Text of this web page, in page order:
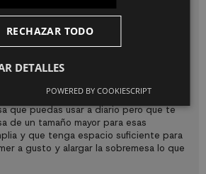
de comedor extensible que
extensiblesson la clave!
en casa a toda la familia o celebras una
lo más importante a la hora de
es la comodidad. Por eso la clave
que puedas usar a diario pero que te
de un tamaño mayor para esas
y que tenga espacio suficiente para
a gusto y alargar la sobremesa lo que
RECHAZAR TODO
DETALLES
POWERED BY COOKIESCRIPT